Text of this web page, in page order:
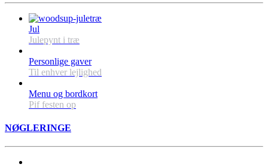
Jul
Julepynt i træ
Personlige gaver
Til enhver lejlighed
Menu og bordkort
Pif festen op
NØGLERINGE